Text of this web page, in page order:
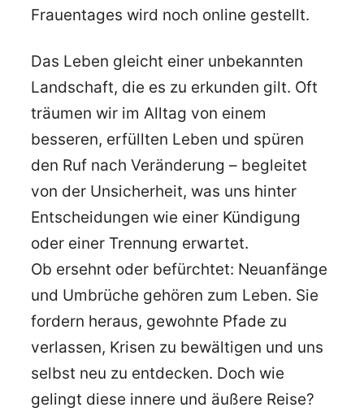
Frauentages wird noch online gestellt.
Das Leben gleicht einer unbekannten
Landschaft, die es zu erkunden gilt. Oft
träumen wir im Alltag von einem
besseren, erfüllten Leben und spüren
den Ruf nach Veränderung – begleitet
von der Unsicherheit, was uns hinter
Entscheidungen wie einer Kündigung
oder einer Trennung erwartet.
Ob ersehnt oder befürchtet: Neuanfänge
und Umbrüche gehören zum Leben. Sie
fordern heraus, gewohnte Pfade zu
verlassen, Krisen zu bewältigen und uns
selbst neu zu entdecken. Doch wie
gelingt diese innere und äußere Reise?